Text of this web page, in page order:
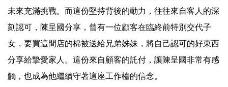
未來充滿挑戰。而這份堅持背後的動力，往往來自客人的深
刻認可，陳呈國分享，曾有一位顧客在臨終前特別交代子
女，要買這間店的棉被送給兄弟姊妹，將自己認可的好東西
分享給摯愛家人。這份來自顧客的託付，讓陳呈國非常有感
觸，也成為他繼續守著這座工作檯的信念。